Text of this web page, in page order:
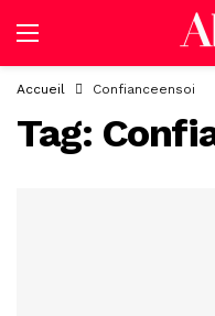
Accueil Confianceensoi
Tag: